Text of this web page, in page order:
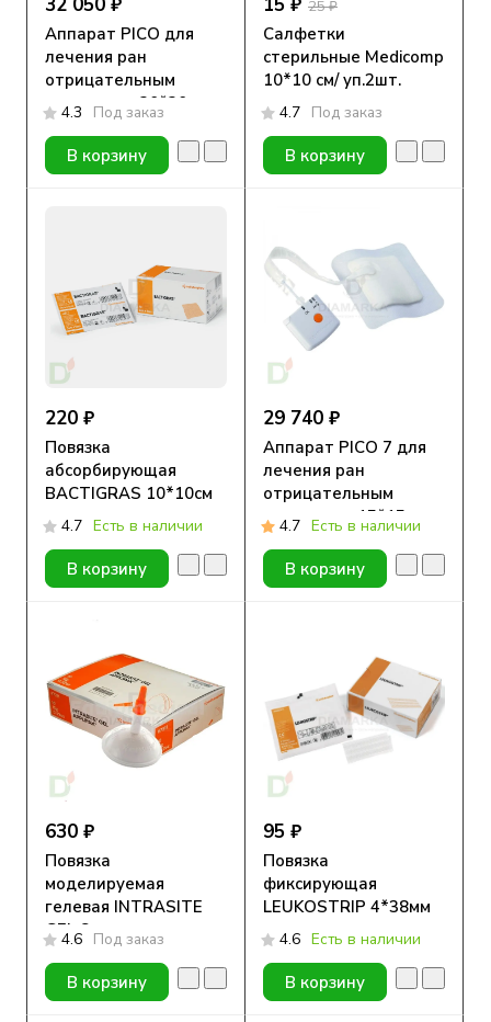
32 050 ₽
Аппарат PICO для
лечения ран
отрицательным
давлением 20*20 см
4.3 Под заказ
В корзину
15 ₽ 25 ₽
Салфетки
стерильные Medicomp
10*10 см/ уп.2шт.
4.7 Под заказ
В корзину
220 ₽
Повязка
абсорбирующая
BACTIGRAS 10*10см
4.7 Есть в наличии
В корзину
29 740 ₽
Аппарат PICO 7 для
лечения ран
отрицательным
давлением 15*15 см
4.7 Есть в наличии
В корзину
630 ₽
Повязка
моделируемая
гелевая INTRASITE
GEL 8г.
4.6 Под заказ
В корзину
95 ₽
Повязка
фиксирующая
LEUKOSTRIP 4*38мм
4.6 Есть в наличии
В корзину